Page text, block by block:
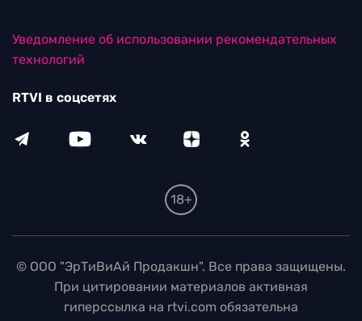
Уведомление об использовании рекомендательных
технологий
RTVI в соцсетях
18+
© ООО "ЭрТиВиАй Продакшн". Все права защищены.
При цитировании материалов активная
гиперссылка на rtvi.com обязательна